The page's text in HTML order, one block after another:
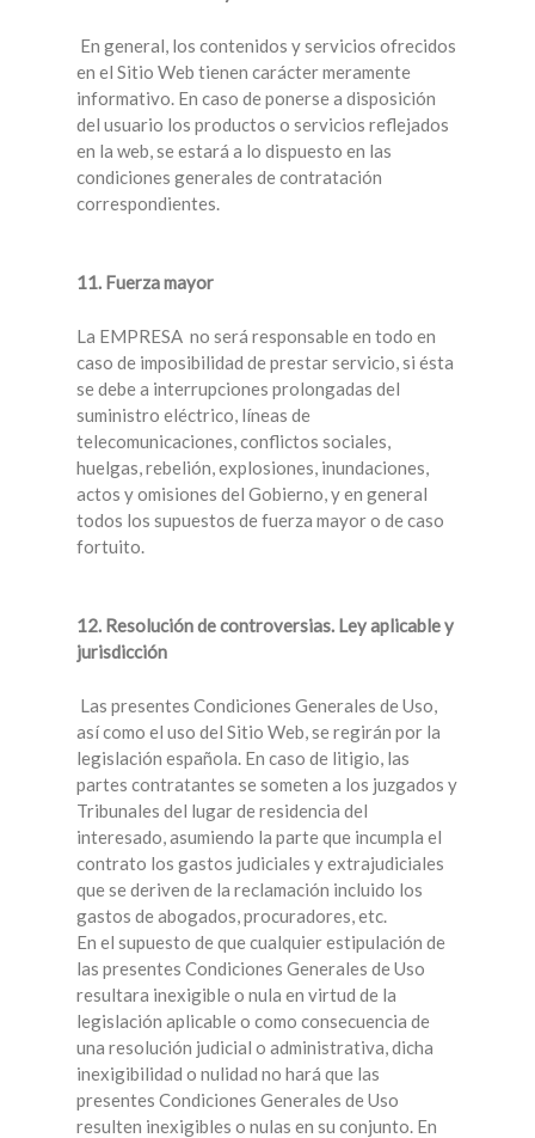
En general, los contenidos y servicios ofrecidos
en el Sitio Web tienen carácter meramente
informativo. En caso de ponerse a disposición
del usuario los productos o servicios reflejados
en la web, se estará a lo dispuesto en las
condiciones generales de contratación
correspondientes.
11. Fuerza mayor
La EMPRESA no será responsable en todo en
caso de imposibilidad de prestar servicio, si ésta
se debe a interrupciones prolongadas del
suministro eléctrico, líneas de
telecomunicaciones, conflictos sociales,
huelgas, rebelión, explosiones, inundaciones,
actos y omisiones del Gobierno, y en general
todos los supuestos de fuerza mayor o de caso
fortuito.
12. Resolución de controversias. Ley aplicable y
jurisdicción
Las presentes Condiciones Generales de Uso,
así como el uso del Sitio Web, se regirán por la
legislación española. En caso de litigio, las
partes contratantes se someten a los juzgados y
Tribunales del lugar de residencia del
interesado, asumiendo la parte que incumpla el
contrato los gastos judiciales y extrajudiciales
que se deriven de la reclamación incluido los
gastos de abogados, procuradores, etc.
En el supuesto de que cualquier estipulación de
las presentes Condiciones Generales de Uso
resultara inexigible o nula en virtud de la
legislación aplicable o como consecuencia de
una resolución judicial o administrativa, dicha
inexigibilidad o nulidad no hará que las
presentes Condiciones Generales de Uso
resulten inexigibles o nulas en su conjunto. En